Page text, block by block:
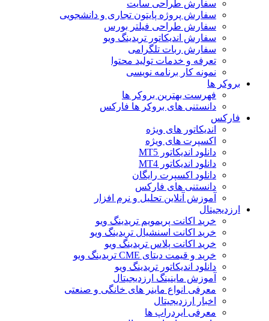
سفارش طراحی سایت
سفارش پروژه پایتون تجاری و دانشجویی
سفارش طراحی فیلتر بورس
سفارش اندیکاتور تریدینگ ویو
سفارش ربات تلگرامی
تعرفه و خدمات تولید محتوا
نمونه کار برنامه نویسی
بروکر ها
فهرست بهترین بروکر ها
دانستنی های بروکر ها فارکس
فارکس
اندیکاتور های ویژه
اکسپرت های ویژه
دانلود اندیکاتور MT5
دانلود اندیکاتور MT4
دانلود اکسپرت رایگان
دانستنی های فارکس
آموزش آنلاین تحلیل و نرم افزار
ارزدیجیتال
خرید اکانت پریمویم تریدینگ ویو
خرید اکانت اسنشیال تریدینگ ویو
خرید اکانت پلاس تریدینگ ویو
خرید و قیمت دیتای CME تریدینگ ویو
دانلود اندیکاتور تریدینگ ویو
آموزش ماینینگ ارزدیجیتال
معرفی انواع ماینر های خانگی و صنعتی
اخبار ارزدیجیتال
معرفی ایردراپ ها